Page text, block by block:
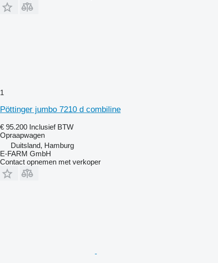
1
Pöttinger jumbo 7210 d combiline
€ 95.200 Inclusief BTW
Opraapwagen
Duitsland, Hamburg
E-FARM GmbH
Contact opnemen met verkoper